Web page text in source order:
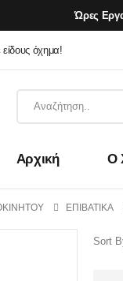
Ώρες
όχημα!
Αρχική Ο
ΕΠΙΒΑΤΙΚΆ
Sort